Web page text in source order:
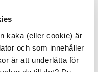
kaka (eller cookie) är
och som innehåller
är att underlätta för
vaken.
regelbundet. Ludd i
då det täpper till
som